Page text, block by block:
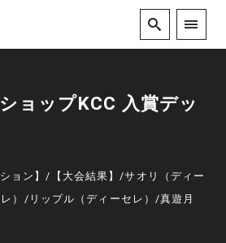
ョップKCC 入賞デッ
ョン】/ 【大会結果】/サオリ（ディー
） / リップル（ディーセレ）/真遊月